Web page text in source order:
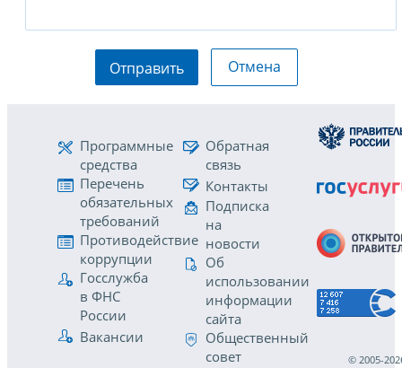
Отправить Отмена
Программные
средства
Перечень
обязательных
требований
Противодействие
коррупции
Госслужба
в ФНС
России
Вакансии
Обратная
связь
Контакты
Подписка
на
новости
Об
использовании
информации
сайта
Общественный
совет
© 2005-